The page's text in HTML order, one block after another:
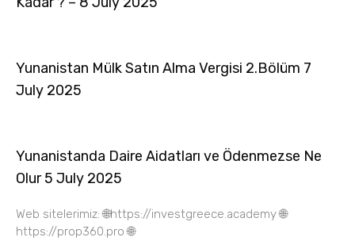
Yunanistan Mülk Satın Alma Vergisi 2.Bölüm 7
July 2025
Yunanistanda Daire Aidatları ve Ödenmezse Ne
Olur 5 July 2025
Web sitelerimiz: 🌐https://investgreece.academy 🌐
https://prop360.pro 🌐